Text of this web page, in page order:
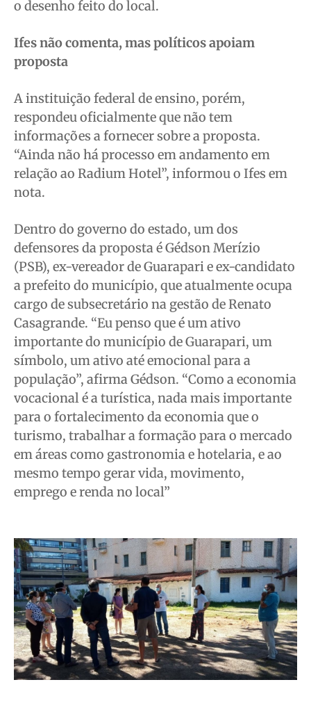
o desenho feito do local.
Ifes não comenta, mas políticos apoiam
proposta
A instituição federal de ensino, porém,
respondeu oficialmente que não tem
informações a fornecer sobre a proposta.
“Ainda não há processo em andamento em
relação ao Radium Hotel”, informou o Ifes em
nota.
Dentro do governo do estado, um dos
defensores da proposta é Gédson Merízio
(PSB), ex-vereador de Guarapari e ex-candidato
a prefeito do município, que atualmente ocupa
cargo de subsecretário na gestão de Renato
Casagrande. “Eu penso que é um ativo
importante do município de Guarapari, um
símbolo, um ativo até emocional para a
população”, afirma Gédson. “Como a economia
vocacional é a turística, nada mais importante
para o fortalecimento da economia que o
turismo, trabalhar a formação para o mercado
em áreas como gastronomia e hotelaria, e ao
mesmo tempo gerar vida, movimento,
emprego e renda no local”